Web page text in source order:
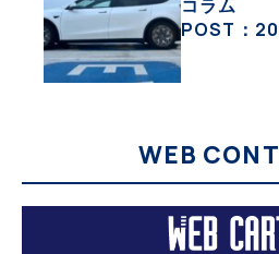
EV市場は
コラム
POST：
WEB